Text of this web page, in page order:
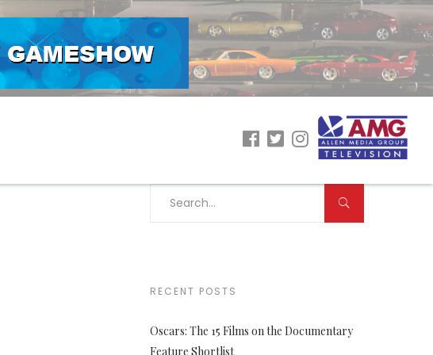
RECENT POSTS
Oscars: The 15 Films on the Documentary
Feature Shortlist